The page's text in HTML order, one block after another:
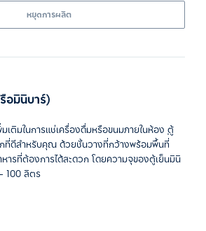
หยุดการผลิต
อมินิบาร์)
ติมในการแช่เครื่องดื่มหรือขนมภายในห้อง ตู้
กที่ดีสำหรับคุณ ด้วยชั้นวางที่กว้างพร้อมพื้นที่
ารที่ต้องการได้สะดวก โดยความจุของตู้เย็นมินิ
100 ลิตร